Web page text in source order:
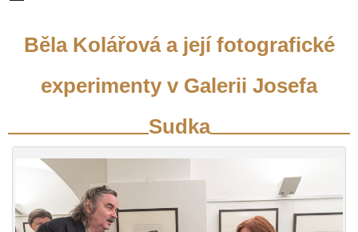
Běla Kolářová a její fotografické
experimenty v Galerii Josefa
Sudka